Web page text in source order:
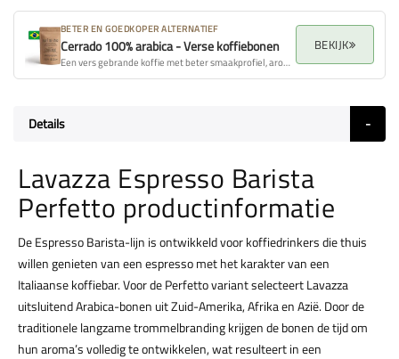
BETER EN GOEDKOPER ALTERNATIEF
Cerrado 100% arabica - Verse koffiebonen
Een vers gebrande koffie met beter smaakprofiel, aroma en algehele kwaliteit.
BEKIJK
Details
Lavazza Espresso Barista
Perfetto productinformatie
De Espresso Barista-lijn is ontwikkeld voor koffiedrinkers die thuis
willen genieten van een espresso met het karakter van een
Italiaanse koffiebar. Voor de Perfetto variant selecteert Lavazza
uitsluitend Arabica-bonen uit Zuid-Amerika, Afrika en Azië. Door de
traditionele langzame trommelbranding krijgen de bonen de tijd om
hun aroma’s volledig te ontwikkelen, wat resulteert in een